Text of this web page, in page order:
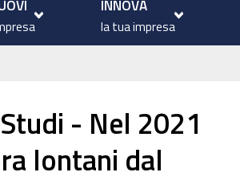
INNOVA
la tua impresa
- Nel 2021
lontani dal